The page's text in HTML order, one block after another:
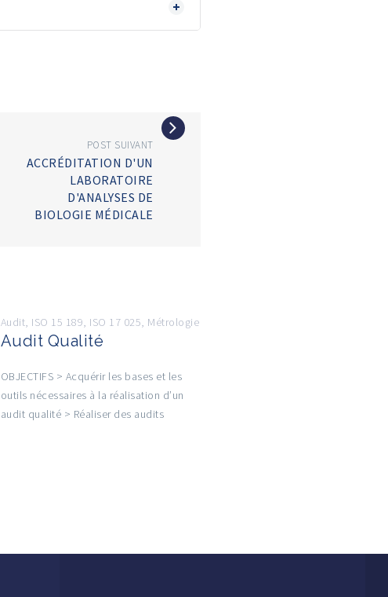
POST SUIVANT
ACCRÉDITATION D'UN
LABORATOIRE
D'ANALYSES DE
BIOLOGIE MÉDICALE
Audit, ISO 15 189, ISO 17 025, Métrologie
Audit Qualité
OBJECTIFS > Acquérir les bases et les
outils nécessaires à la réalisation d’un
audit qualité > Réaliser des audits